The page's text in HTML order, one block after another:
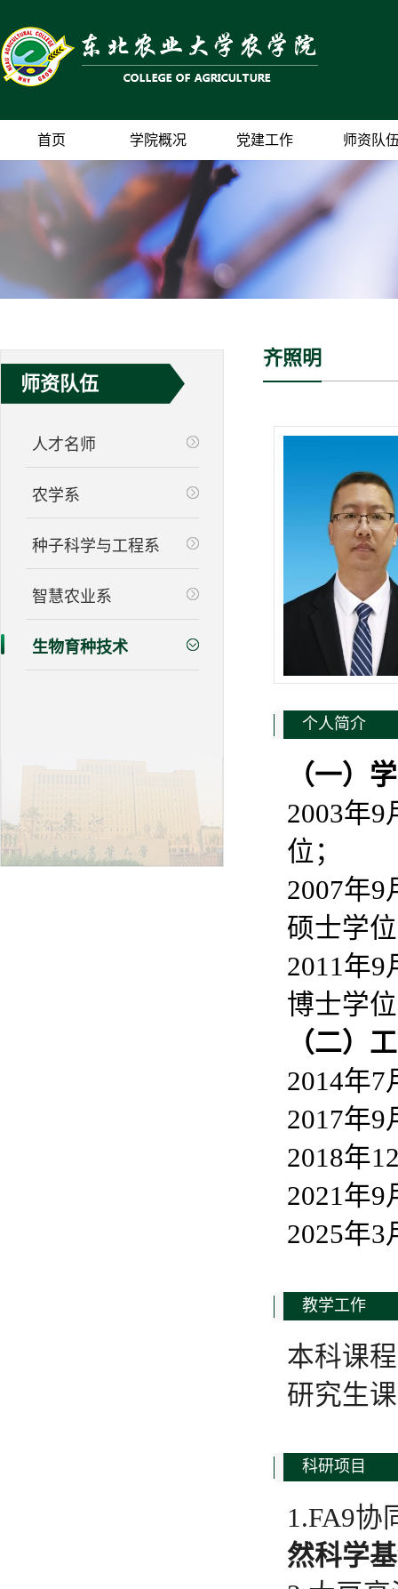
首页 学院概况 党建工作 师资队
师资队伍
人才名师
农学系
种子科学与工程系
智慧农业系
生物育种技术
齐照明
个人简介
（一）
2003年
位；
2007年
硕士学
2011年
博士学
（二）
2014年7
2017年9
2018年
2021年
2025年3
教学工作
本科课
研究生
科研项目
1.FA9协
然科学